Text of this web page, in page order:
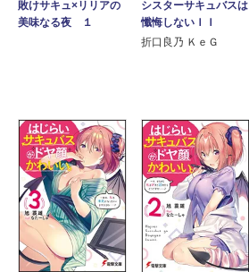
敗けサキュ×リリアの
美味なる夜 １
シスターサキュバスは
懺悔しないＩＩ
折口良乃 ＫｅＧ